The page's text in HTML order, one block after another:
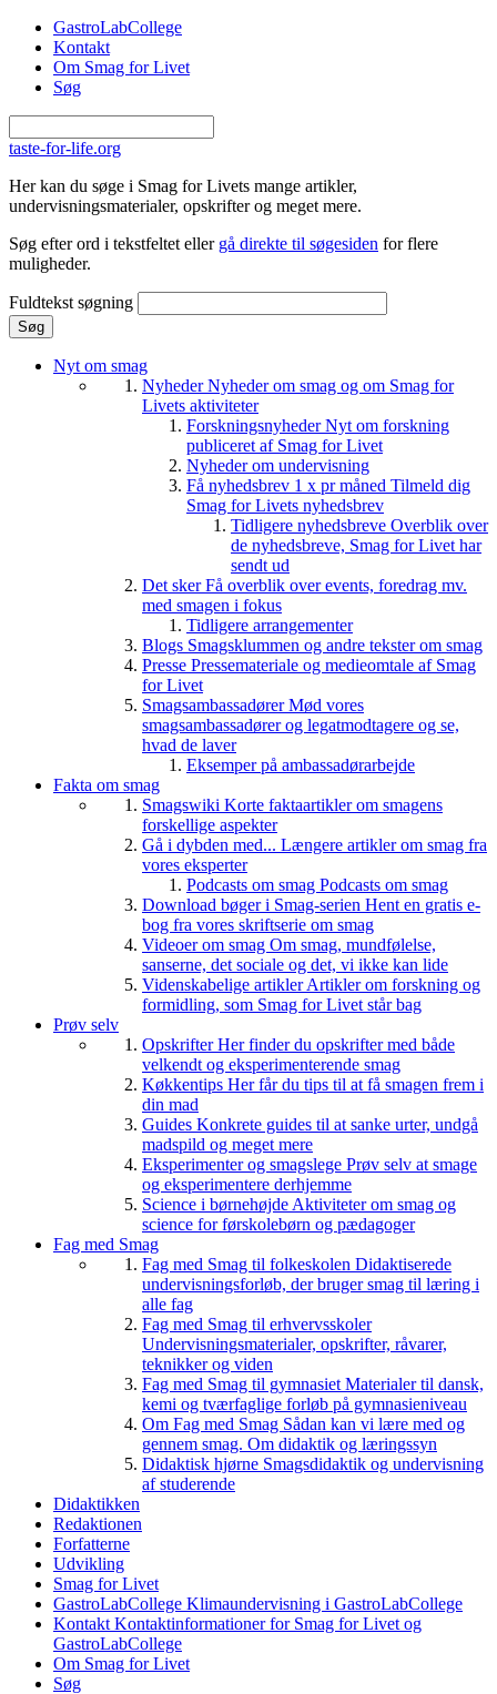
Gå til hovedindhold
GastroLabCollege
Kontakt
Om Smag for Livet
Søg
taste-for-life.org
Her kan du søge i Smag for Livets mange artikler,
undervisningsmaterialer, opskrifter og meget mere.
Søg efter ord i tekstfeltet eller gå direkte til søgesiden for flere
muligheder.
Fuldtekst søgning
Nyt om smag
NyhederNyheder om smag og om Smag for
Livets aktiviteter
ForskningsnyhederNyt om forskning
publiceret af Smag for Livet
Nyheder om undervisning
Få nyhedsbrev 1 x pr måned Tilmeld dig
Smag for Livets nyhedsbrev
Tidligere nyhedsbreve Overblik over
de nyhedsbreve, Smag for Livet har
sendt ud
Det skerFå overblik over events, foredrag mv.
med smagen i fokus
Tidligere arrangementer
Blogs Smagsklummen og andre tekster om smag
Presse Pressemateriale og medieomtale af Smag
for Livet
SmagsambassadørerMød vores
smagsambassadører og legatmodtagere og se,
hvad de laver
Eksemper på ambassadørarbejde
Fakta om smag
Smagswiki Korte faktaartikler om smagens
forskellige aspekter
Gå i dybden med... Længere artikler om smag fra
vores eksperter
Podcasts om smag Podcasts om smag
Download bøger i Smag-serien Hent en gratis e-
bog fra vores skriftserie om smag
Videoer om smag Om smag, mundfølelse,
sanserne, det sociale og det, vi ikke kan lide
Videnskabelige artiklerArtikler om forskning og
formidling, som Smag for Livet står bag
Prøv selv
OpskrifterHer finder du opskrifter med både
velkendt og eksperimenterende smag
Køkkentips Her får du tips til at få smagen frem i
din mad
Guides Konkrete guides til at sanke urter, undgå
madspild og meget mere
Eksperimenter og smagslege Prøv selv at smage
og eksperimentere derhjemme
Science i børnehøjde Aktiviteter om smag og
science for førskolebørn og pædagoger
Fag med Smag
Fag med Smag til folkeskolen Didaktiserede
undervisningsforløb, der bruger smag til læring i
alle fag
Fag med Smag til erhvervsskoler
Undervisningsmaterialer, opskrifter, råvarer,
teknikker og viden
Fag med Smag til gymnasiet Materialer til dansk,
kemi og tværfaglige forløb på gymnasieniveau
Om Fag med Smag Sådan kan vi lære med og
gennem smag. Om didaktik og læringssyn
Didaktisk hjørne Smagsdidaktik og undervisning
af studerende
Didaktikken
Redaktionen
Forfatterne
Udvikling
Smag for Livet
GastroLabCollege Klimaundervisning i GastroLabCollege
Kontakt Kontaktinformationer for Smag for Livet og
GastroLabCollege
Om Smag for Livet
Søg